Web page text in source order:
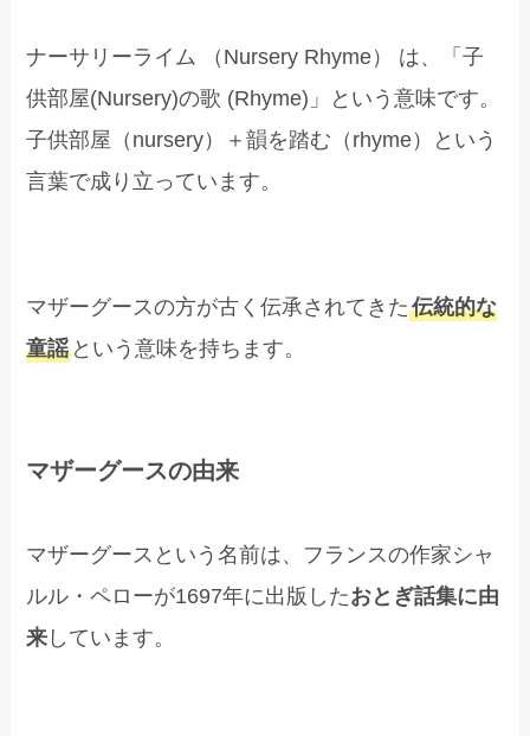
ナーサリーライム （Nursery Rhyme） は、「子
供部屋(Nursery)の歌 (Rhyme)」という意味です。
子供部屋（nursery）＋韻を踏む（rhyme）という
言葉で成り立っています。
マザーグースの方が古く伝承されてきた伝統的な
童謡 という意味を持ちます。
マザーグースの由来
マザーグースという名前は、フランスの作家シャ
ルル・ペローが1697年に出版したおとぎ話集に由
来 しています。